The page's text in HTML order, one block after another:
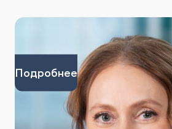
Подробнее